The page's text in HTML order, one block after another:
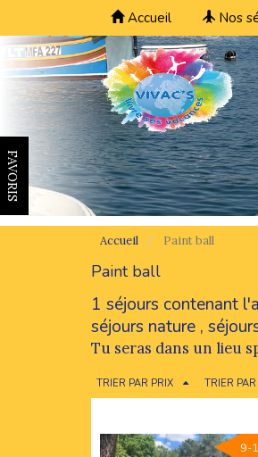
Accueil Nos
FAVORIS
Accueil Paint ball
Paint ball
1 séjours contenant
séjours nature ,
Tu seras dans un lieu
TRIER PAR PRIX TRIER
9-